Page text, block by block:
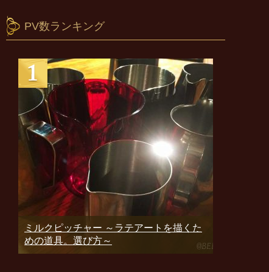
PV数ランキング
ミルクピッチャー ～ラテアートを描くた
めの道具。選び方～